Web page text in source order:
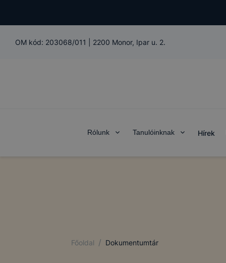
OM kód: 203068/011 2200 Monor, Ipar u. 2.
Rólunk Tanulóinknak Hírek
Főoldal / Dokumentumtár